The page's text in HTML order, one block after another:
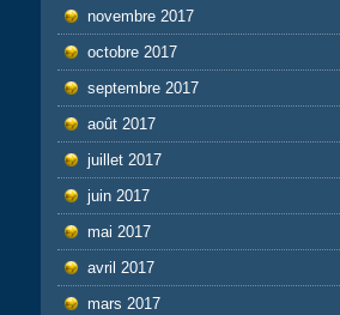
novembre 2017
octobre 2017
septembre 2017
août 2017
juillet 2017
juin 2017
mai 2017
avril 2017
mars 2017